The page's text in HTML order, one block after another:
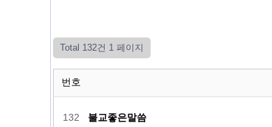
Total 132건 1 페이지
번호
132 불교좋은말씀